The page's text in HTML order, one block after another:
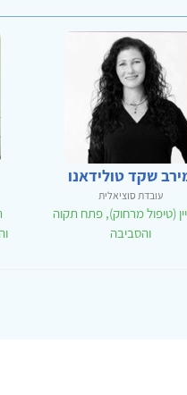
שקד טולידאנו
עובדת סוציאלית
(טיפול מרחוק), פתח תקוה
והסביבה